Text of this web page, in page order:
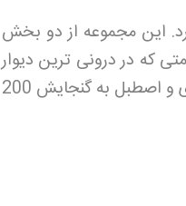
این مجموعه از دو بخش
در درونی ترین دیوار
قرار گرفته و شامل دژ نظامی، عمارت چهار فصل، سربازخانه، چاه آب 40 متری و اصطبل به گنجایش 200